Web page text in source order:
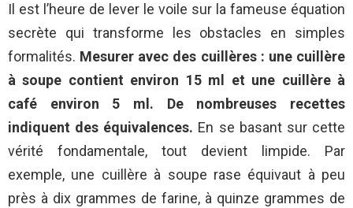
Il est l’heure de lever le voile sur la fameuse équation
secrète qui transforme les obstacles en simples
formalités. Mesurer avec des cuillères : une cuillère
à soupe contient environ 15 ml et une cuillère à
café environ 5 ml. De nombreuses recettes
indiquent des équivalences. En se basant sur cette
vérité fondamentale, tout devient limpide. Par
exemple, une cuillère à soupe rase équivaut à peu
près à dix grammes de farine, à quinze grammes de